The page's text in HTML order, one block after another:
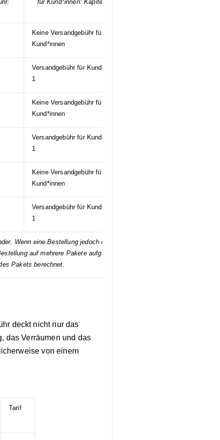
für Kund*innen: Kapitel 2.2
Keine Versandgebühr für
Kund*innen
Versandgebühr für Kund*innen *
1
Keine Versandgebühr für
Kund*innen
Versandgebühr für Kund*innen *
1
Keine Versandgebühr für
Kund*innen
Versandgebühr für Kund*innen *
1
Wenn eine Bestellung jedoch mehrere
auf mehrere Pakete aufgeteilt.
Pakets berechnet.
deckt nicht nur das
das Verräumen und das
von einem
Tarif